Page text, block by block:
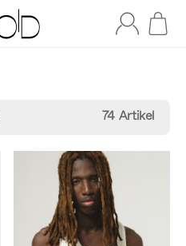
74 Artikel